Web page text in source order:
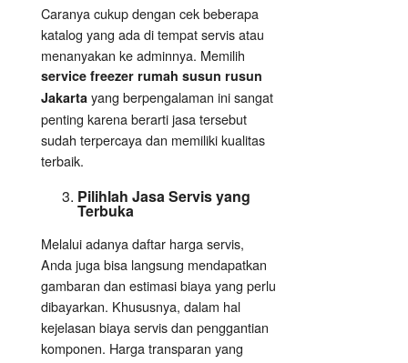
Caranya cukup dengan cek beberapa
katalog yang ada di tempat servis atau
menanyakan ke adminnya. Memilih
service freezer rumah susun rusun
Jakarta yang berpengalaman ini sangat
penting karena berarti jasa tersebut
sudah terpercaya dan memiliki kualitas
terbaik.
Pilihlah Jasa Servis yang
Terbuka
Melalui adanya daftar harga servis,
Anda juga bisa langsung mendapatkan
gambaran dan estimasi biaya yang perlu
dibayarkan. Khususnya, dalam hal
kejelasan biaya servis dan penggantian
komponen. Harga transparan yang